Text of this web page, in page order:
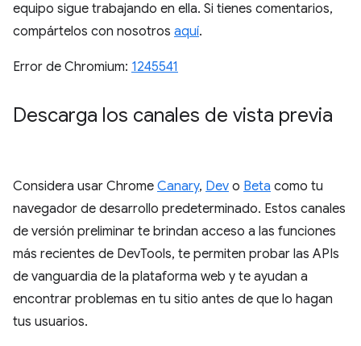
equipo sigue trabajando en ella. Si tienes comentarios,
compártelos con nosotros aquí.
Error de Chromium: 1245541
Descarga los canales de vista previa
Considera usar Chrome Canary, Dev o Beta como tu
navegador de desarrollo predeterminado. Estos canales
de versión preliminar te brindan acceso a las funciones
más recientes de DevTools, te permiten probar las APIs
de vanguardia de la plataforma web y te ayudan a
encontrar problemas en tu sitio antes de que lo hagan
tus usuarios.